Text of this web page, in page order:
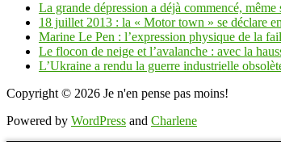
La grande dépression a déjà commencé,
18 juillet 2013 : la « Motor town » se déclare
Marine Le Pen : l’expression physique de la
Le flocon de neige et l’avalanche : avec la
L’Ukraine a rendu la guerre industrielle
Copyright © 2026 Je n'en pense pas moins!
Powered by WordPress and Charlene